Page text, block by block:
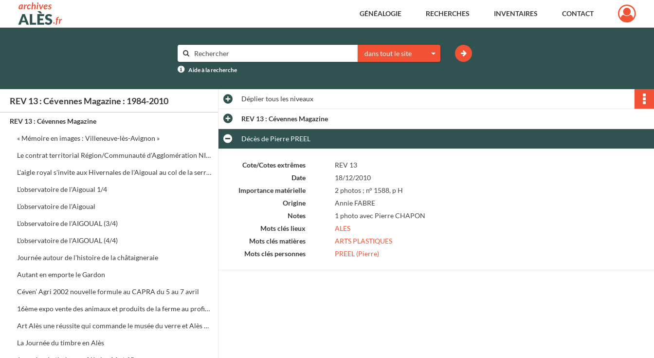
Archives municipales d'Alès GÉNÉALOGIE RECHERCHES INVENTAIRES CONTACT
dans tout le site
Aide à la recherche
REV 13 : Cévennes Magazine : 1984-2010
REV 13 : Cévennes Magazine
« Mémoire en images : Villeneuve-lès-Avignon »
Le contrat territorial Région/Communauté d'Agglomération NIMES Métropole
L'aigle royal s'invite aux Hivernales de l'Aigoual au col de la serreyrède. Programme de la journée
L'observatoire de l'Aigoual 1/4
L'observatoire de l'Aigoual
L'observatoire de l'AIGOUAL (3/4)
L'observatoire de l'AIGOUAL (4/4)
Journée autour de l'histoire de la châtaigneraie
Autant en emporte le Gardon
Céven’ Agri 2002 nouvelle formule au CAPRA du 5 au 7 avril
16ème expo vente des animaux et produits de la ferme au profit des orphelins des sapeurs-pompiers aux halles de Bruèges
Art Alès une réussite qui commande le musée du verre et Alès capitale des Cévennes, départ du chemin des verriers.
La Journée du timbre en Alès
Dépliertous les niveaux
REV 13 : Cévennes Magazine
Décès de Pierre PREEL
Cote/Cotes extrêmes
REV 13
Date
18/12/2010
Importance matérielle
2 photos ; n° 1588, p H
Origine
Annie FABRE
Notes
1 photo avec Pierre CHAPON
Mots clés lieux
ALES
Mots clés matières
ARTS PLASTIQUES
Mots clés personnes
PREEL (Pierre)